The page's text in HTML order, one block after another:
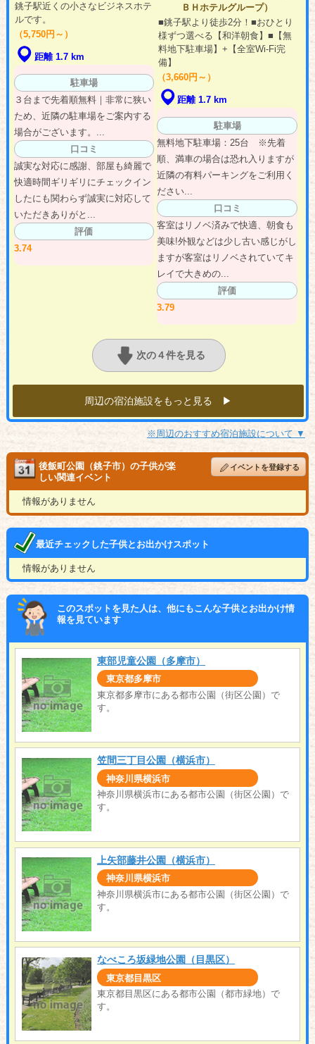
銚子駅近くの小さなビジネスホテ
ルです。
（5,750円～）
距離 1.7 km
駐車場
３台まで先着順無料｜非常に狭い
ため、近隣の駐車場をご案内する
場合がございます。...
口コミ
誠実な対応に感謝、部屋も綺麗で
快適時間ギリギリにチェックイン
したにも関わらず誠実に対応して
いただきありがと...
評価
3.74
ＢＨホテルグループ）
■銚子駅より徒歩2分！■おひとり
様ずつ選べる【和洋朝食】■【無
料地下駐車場】+【全室Wi-Fi完
備】
（3,660円～）
距離 1.7 km
駐車場
無料地下駐車場：25台 ※先着
順、満車の場合は恐れ入りますが
近隣の有料パーキングをご利用く
ださい...
口コミ
客室はリノベ済みで快適、朝食も
美味!外観などは少し古い感じがし
ますが客室はリノベされていてキ
レイで大きめの...
評価
3.79
次の４件を見る
周辺の宿泊施設をもっと見る ▶︎
※周辺のおすすめ宿泊施設について ▼
後飯町公園（銚子市）の子供が楽
しい関連イベント
イベントを登録する
情報がありません
最近チェックした子供とお出かけスポット
情報がありません
このスポットを見た人は、他にもこんな子供とお出かけ情
報を見ています
東部児童公園（多摩市）
東京都多摩市
東京都多摩市にある都市公園（街区公園）で
す。
笠間三丁目公園（横浜市）
神奈川県横浜市
神奈川県横浜市にある都市公園（街区公園）で
す。
上矢部藤井公園（横浜市）
神奈川県横浜市
神奈川県横浜市にある都市公園（街区公園）で
す。
なべころ坂緑地公園（目黒区）
東京都目黒区
東京都目黒区にある都市公園（都市緑地）で
す。